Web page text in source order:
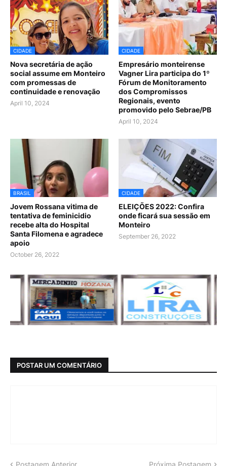
CIDADE
Nova secretária de ação
social assume em Monteiro
com promessas de
continuidade e renovação
April 10, 2024
CIDADE
Empresário monteirense
Vagner Lira participa do 1º
Fórum de Monitoramento
dos Compromissos
Regionais, evento
promovido pelo Sebrae/PB
April 10, 2024
BRASIL
Jovem Rossana vitima de
tentativa de feminicidio
recebe alta do Hospital
Santa Filomena e agradece
apoio
October 26, 2022
CIDADE
ELEIÇÕES 2022: Confira
onde ficará sua sessão em
Monteiro
September 26, 2022
POSTAR UM COMENTÁRIO